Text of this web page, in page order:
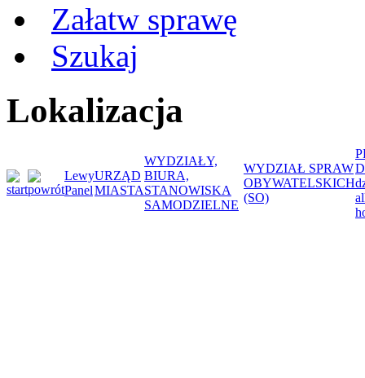
Załatw sprawę
Szukaj
Lokalizacja
Lewy
Panel
URZĄD
MIASTA
WYDZIAŁY,
BIURA,
STANOWISKA
SAMODZIELNE
WYDZIAŁ SPRAW
OBYWATELSKICH
(SO)